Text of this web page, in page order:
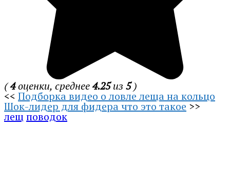
(4оценки, среднее4.25из 5)
<< Подборка видео о ловле леща на кольцо
Шок-лидер для фидера что это такое>>
лещповодок